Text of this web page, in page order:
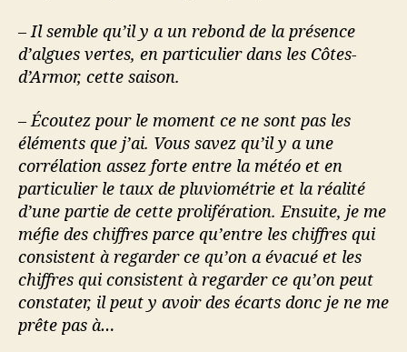
– Il semble qu’il y a un rebond de la présence
d’algues vertes, en particulier dans les Côtes-
d’Armor, cette saison.
– Écoutez pour le moment ce ne sont pas les
éléments que j’ai. Vous savez qu’il y a une
corrélation assez forte entre la météo et en
particulier le taux de pluviométrie et la réalité
d’une partie de cette prolifération. Ensuite, je me
méfie des chiffres parce qu’entre les chiffres qui
consistent à regarder ce qu’on a évacué et les
chiffres qui consistent à regarder ce qu’on peut
constater, il peut y avoir des écarts donc je ne me
prête pas à…